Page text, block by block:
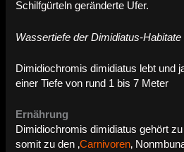
Schilfgürteln geränderte Ufer.
Wassertiefe der Dimidiatus-Habitate
Dimidiochromis dimidiatus lebt und
einer Tiefe von rund 1 bis 7 Meter
Ernährung
Dimidiochromis dimidiatus gehört
somit zu den ‚Carnivoren‚